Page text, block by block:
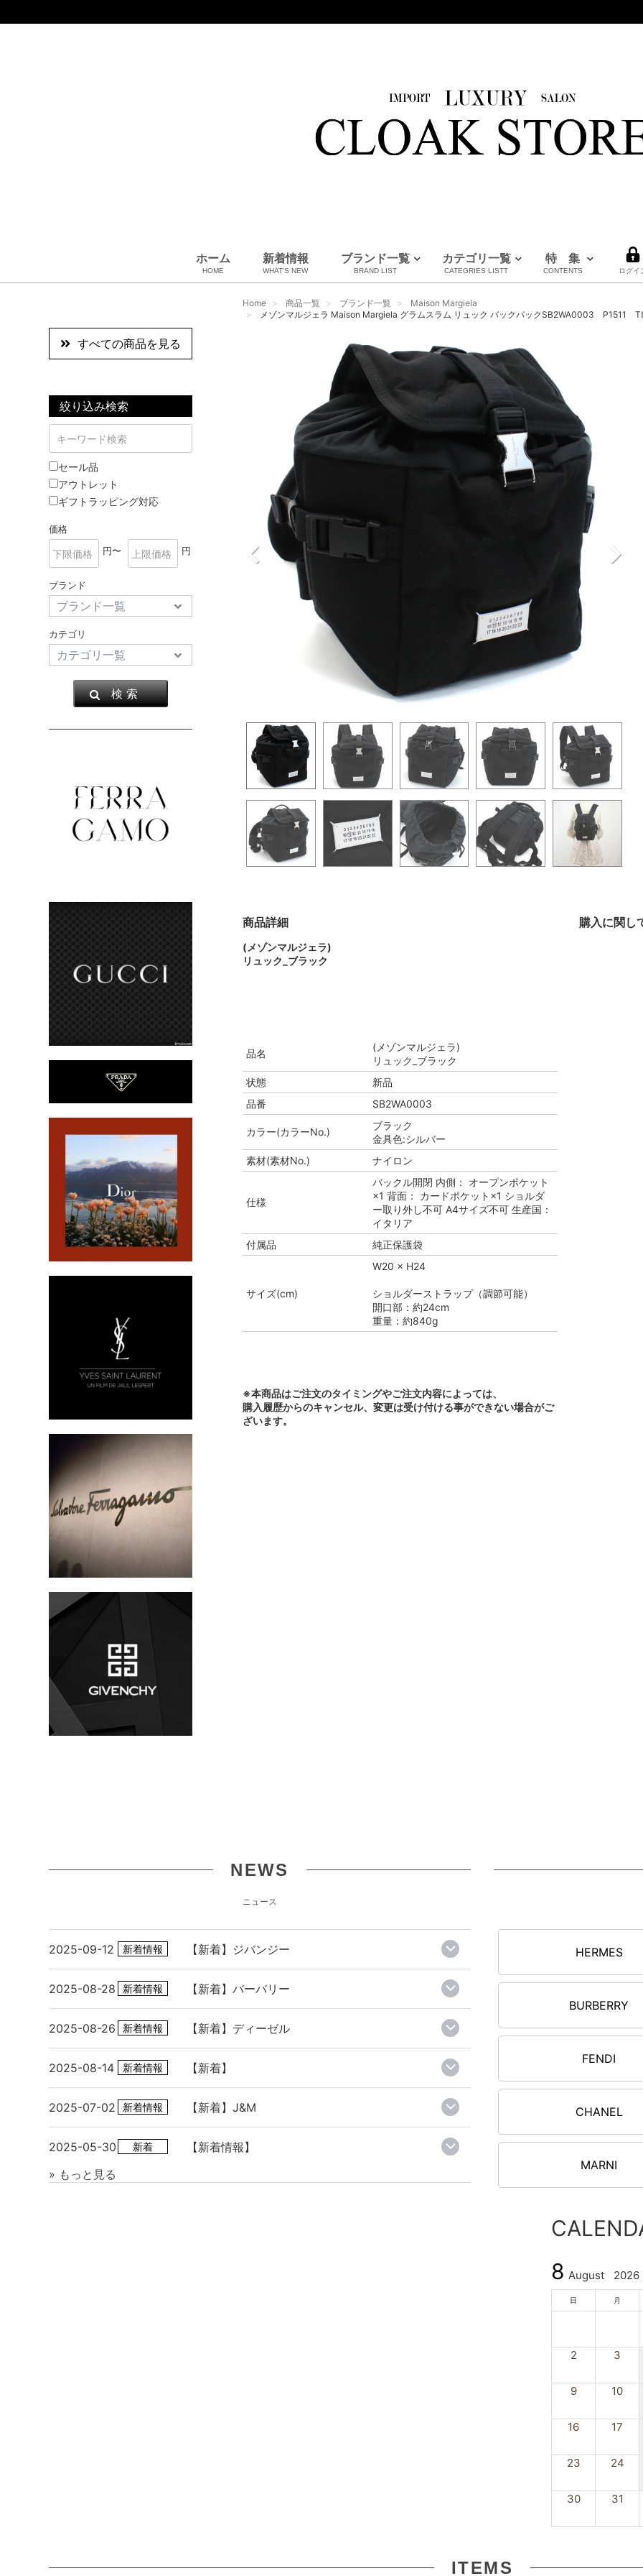
ホーム
HOME
新着情報
WHAT'S NEW
ブランド一覧
BRAND LIST
エルメス
ルイヴィトン
バーバリー
プラダ
フェンディ
メゾンマルジェラ
シャネル
エムエムシックス
マルニ
全てのブランドを見る
カテゴリ一覧
CATEGRIES LISTT
コート、上着
雑貨・その他
バッグ＆ポーチ
アロマ＆フレグランス
特 集
CONTENTS ログイ
Home 商品一覧 ブランド一覧
Maison Margiela
メゾンマルジェラ Maison Margiela グラムスラム リュック バックパックSB2WA0003 P1511
すべての商品を見る
絞り込み検索
セール品
アウトレット
ギフトラッピング対応
価格
円〜
円
ブランド
カテゴリ
検 索
商品詳細 購入に関し
(メゾンマルジェラ)
リュック_ブラック
品名
(メゾンマルジェラ)
リュック_ブラック
状態
新品
品番
SB2WA0003
カラー(カラーNo.)
ブラック
金具色:シルバー
素材(素材No.)
ナイロン
仕様
バックル開閉 内側： オープンポケット
×1 背面： カードポケット×1 ショルダ
ー取り外し不可 A4サイズ不可 生産国：
イタリア
付属品
純正保護袋
サイズ(cm)
W20 × H24
ショルダーストラップ（調節可能）
開口部：約24cm
重量：約840g
※本商品はご注文のタイミングやご注文内容によっては、
購入履歴からのキャンセル、変更は受け付ける事ができない場合がご
ざいます。
NEWS
ニュース
2025-09-12 新着情報 【新着】ジバンジー
2025-08-28 新着情報 【新着】バーバリー
2025-08-26 新着情報 【新着】ディーゼル
2025-08-14 新着情報 【新着】
2025-07-02 新着情報 【新着】J&M
2025-05-30 新着
【新着情報】
» もっと見る
HERMES
BURBERRY
FENDI
CHANEL
MARNI
8 August 2026
日 月
2 3
9 10
16 17
23 24
30 31
ITEMS